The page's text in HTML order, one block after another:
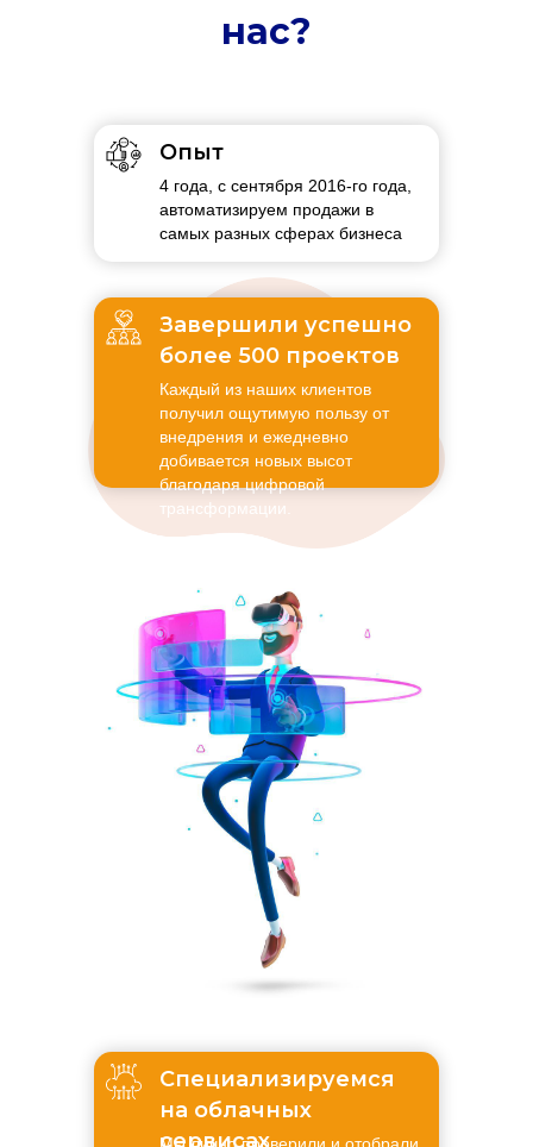
4 года, с сентября 2016-го года,
автоматизируем продажи в
самых разных сферах бизнеса
Каждый из наших клиентов
получил ощутимую пользу от
внедрения и ежедневно
добивается новых высот
благодаря цифровой
трансформации.
Опыт
Завершили успешно
более 500 проектов
Специализируемся
на облачных
сервисах
нас?